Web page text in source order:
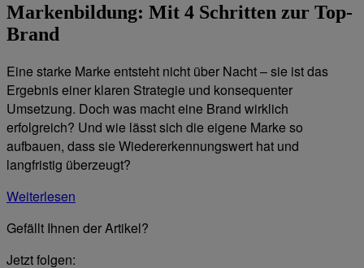
Markenbildung: Mit 4 Schritten zur Top-
Brand
Eine starke Marke entsteht nicht über Nacht – sie ist das
Ergebnis einer klaren Strategie und konsequenter
Umsetzung. Doch was macht eine Brand wirklich
erfolgreich? Und wie lässt sich die eigene Marke so
aufbauen, dass sie Wiedererkennungswert hat und
langfristig überzeugt?
Weiterlesen
Gefällt Ihnen der Artikel?
Jetzt folgen: